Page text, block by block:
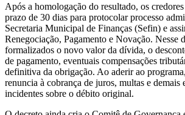
Após a homologação do resultado, os
prazo de 30 dias para protocolar processo
Secretaria Municipal de Finanças (Sefin) e
Renegociação, Pagamento e Novação. Nesse
formalizados o novo valor da dívida, o
de pagamento, eventuais compensações
definitiva da obrigação. Ao aderir ao
renuncia à cobrança de juros, multas e demais
incidentes sobre o débito original.